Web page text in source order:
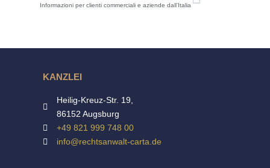
Informazioni per clienti commerciali e aziende dall’Italia
KANZLEI
Heilig-Kreuz-Str. 19,
86152 Augsburg
+49 821 999 748 00
info@rechtsanwalt-carta.de